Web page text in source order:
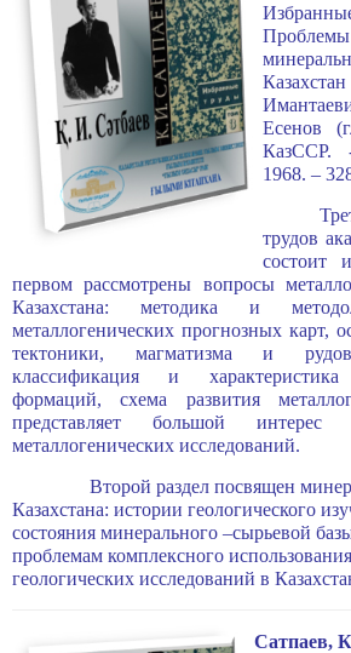
Есенов
КазССР.
1968. –
трудов
состоит
первом рассмотрены вопросы
Казахстана: методика и
металлогенических прогнозных карт,
тектоники, магматизма и
классификация и характеристика
формаций, схема развития
представляет большой
металлогенических исследований.
Второй раздел посвящен
Казахстана: истории геологического
состояния минерального –сырьевой
проблемам комплексного
геологических исследований в
Сатпаев,